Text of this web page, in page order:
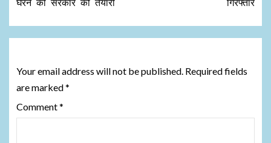
घेरने की सरकार को तैयारी
गिरफ्तार
Your email address will not be published. Required fields
are marked*
Comment*